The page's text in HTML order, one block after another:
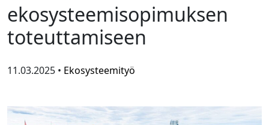
ekosysteemisopimuksen
toteuttamiseen
11.03.2025 • Ekosysteemityö